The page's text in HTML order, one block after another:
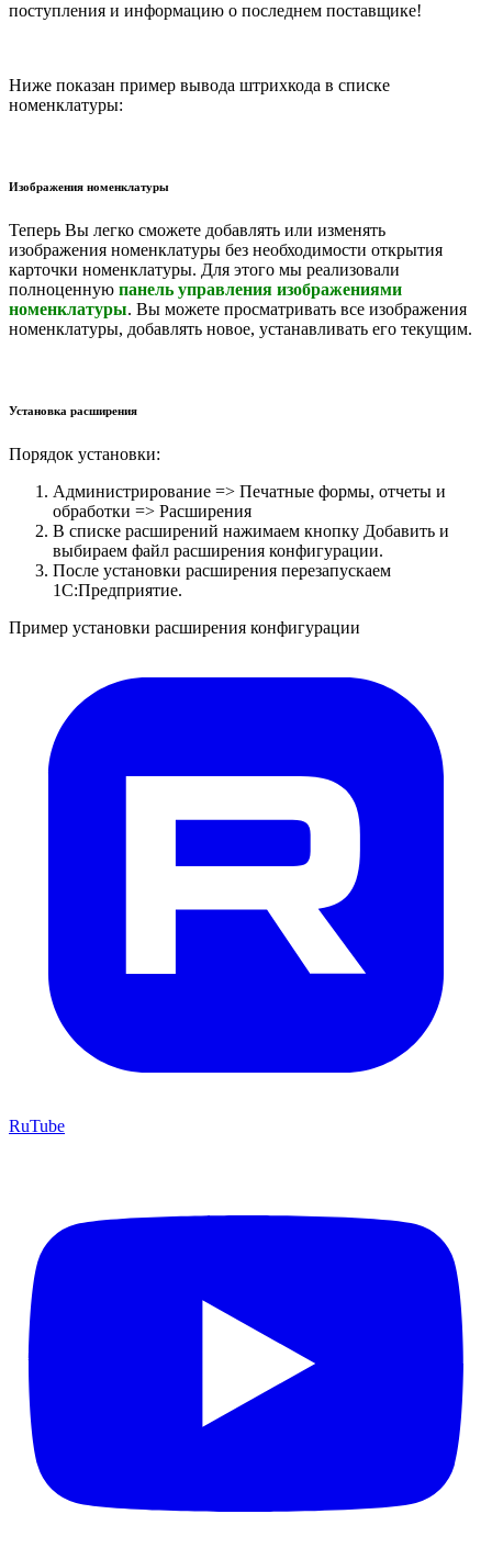
поступления и информацию о последнем поставщике!
Ниже показан пример вывода штрихкода в списке
номенклатуры:
Изображения номенклатуры
Теперь Вы легко сможете добавлять или изменять
изображения номенклатуры без необходимости открытия
карточки номенклатуры. Для этого мы реализовали
полноценную панель управления изображениями
номенклатуры. Вы можете просматривать все изображения
номенклатуры, добавлять новое, устанавливать его текущим.
Установка расширения
Порядок установки:
Администрирование => Печатные формы, отчеты и
обработки => Расширения
В списке расширений нажимаем кнопку Добавить и
выбираем файл расширения конфигурации.
После установки расширения перезапускаем
1С:Предприятие.
Пример установки расширения конфигурации
RuTube